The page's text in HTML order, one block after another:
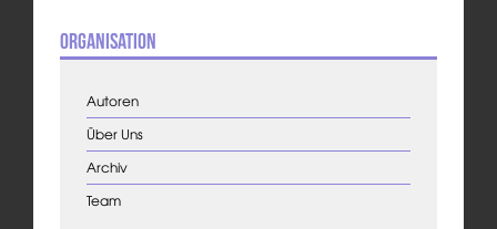
Organisation
Autoren
Über Uns
Archiv
Team